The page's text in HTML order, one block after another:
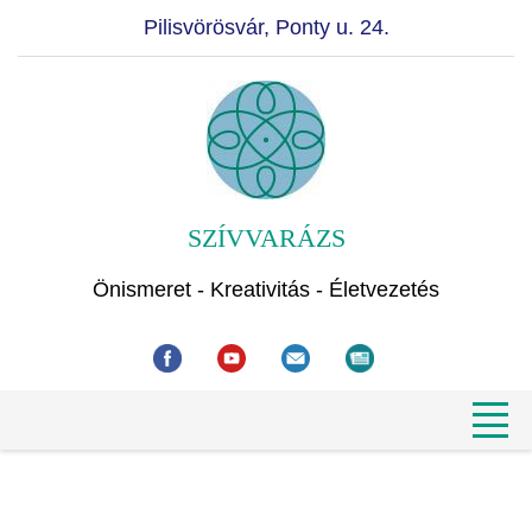
Pilisvörösvár, Ponty u. 24.
SZÍVVARÁZS
Önismeret - Kreativitás - Életvezetés